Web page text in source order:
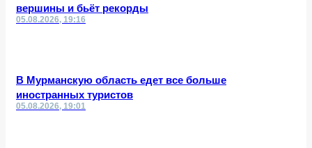
вершины и бьёт рекорды
05.08.2026, 19:16
В Мурманскую область едет все больше
иностранных туристов
05.08.2026, 19:01